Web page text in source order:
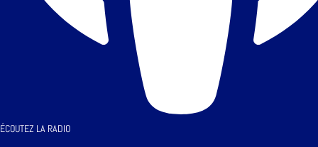
ÉCOUTEZ LA RADIO